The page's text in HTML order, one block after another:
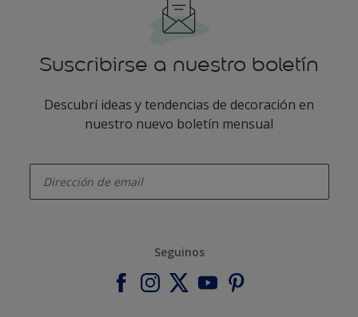
Suscribirse a nuestro boletín
Descubrí ideas y tendencias de decoración en
nuestro nuevo boletín mensual
Seguinos